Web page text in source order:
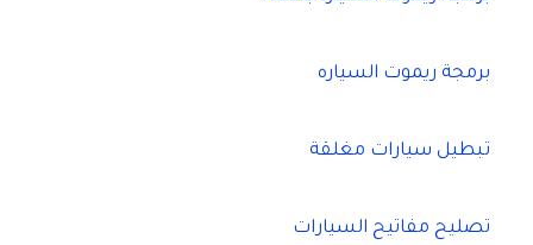
برمجة ريموت السياره
تبطيل سيارات مغلقة
تصليح مفاتيح السيارات